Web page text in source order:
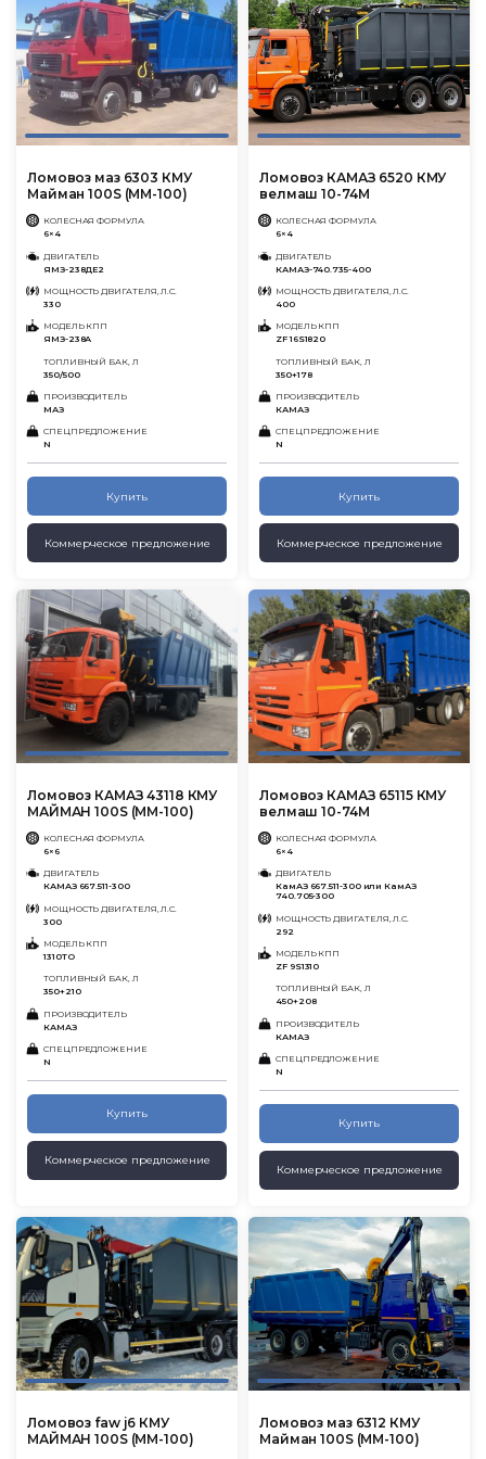
Ломовоз маз 6303 КМУ
Майман 100S (ММ-100)
КОЛЕСНАЯ ФОРМУЛА
6×4
ДВИГАТЕЛЬ
ЯМЗ-238ДЕ2
МОЩНОСТЬ ДВИГАТЕЛЯ, Л.С.
330
МОДЕЛЬ КПП
ЯМЗ-238А
ТОПЛИВНЫЙ БАК, Л
350/500
ПРОИЗВОДИТЕЛЬ
МАЗ
СПЕЦПРЕДЛОЖЕНИЕ
N
Купить
Коммерческое предложение
Ломовоз КАМАЗ 6520 КМУ
велмаш 10-74М
КОЛЕСНАЯ ФОРМУЛА
6×4
ДВИГАТЕЛЬ
КАМАЗ-740.735-400
МОЩНОСТЬ ДВИГАТЕЛЯ, Л.С.
400
МОДЕЛЬ КПП
ZF 16S1820
ТОПЛИВНЫЙ БАК, Л
350+178
ПРОИЗВОДИТЕЛЬ
КАМАЗ
СПЕЦПРЕДЛОЖЕНИЕ
N
Купить
Коммерческое предложение
Ломовоз КАМАЗ 43118 КМУ
МАЙМАН 100S (ММ-100)
КОЛЕСНАЯ ФОРМУЛА
6×6
ДВИГАТЕЛЬ
КАМАЗ 667.511-300
МОЩНОСТЬ ДВИГАТЕЛЯ, Л.С.
300
МОДЕЛЬ КПП
1310ТО
ТОПЛИВНЫЙ БАК, Л
350+210
ПРОИЗВОДИТЕЛЬ
КАМАЗ
СПЕЦПРЕДЛОЖЕНИЕ
N
Купить
Коммерческое предложение
Ломовоз КАМАЗ 65115 КМУ
велмаш 10-74М
КОЛЕСНАЯ ФОРМУЛА
6×4
ДВИГАТЕЛЬ
КамАЗ 667.511-300 или КамАЗ
740.705-300
МОЩНОСТЬ ДВИГАТЕЛЯ, Л.С.
292
МОДЕЛЬ КПП
ZF 9S1310
ТОПЛИВНЫЙ БАК, Л
450+208
ПРОИЗВОДИТЕЛЬ
КАМАЗ
СПЕЦПРЕДЛОЖЕНИЕ
N
Купить
Коммерческое предложение
Ломовоз faw j6 КМУ
МАЙМАН 100S (ММ-100)
Ломовоз маз 6312 КМУ
Майман 100S (ММ-100)